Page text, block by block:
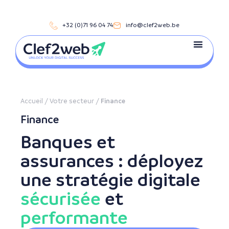
+32 (0)71 96 04 74 info@clef2web.be
Finance
Banques et
assurances : déployez
une stratégie digitale
sécurisée et
performante
Accueil / Votre secteur / Finance